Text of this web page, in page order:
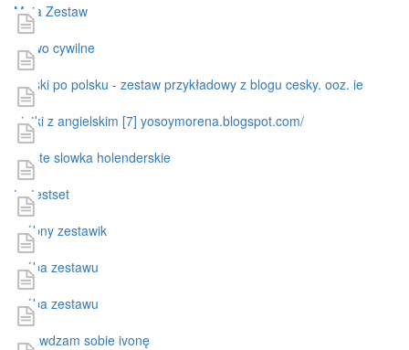
Maja Zestaw
prawo cywilne
czeski po polsku - zestaw przykładowy z blogu cesky. ooz. ie
piątki z angielskim [7] yosoymorena.blogspot.com/
proste slowka holenderskie
testestset
próbny zestawik
próba zestawu
próba zestawu
sprawdzam sobie ivonę